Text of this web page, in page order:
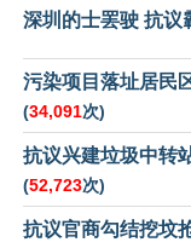
深圳的士罢驶 抗议
污染项目落址居民
(34,091次)
抗议兴建垃圾中转
(52,723次)
抗议官商勾结挖坟